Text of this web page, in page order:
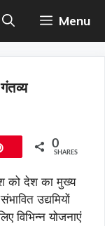
Menu
0
SHARES
को देश का मुख्य
उद्यमियों
विभिन्न योजनाएं